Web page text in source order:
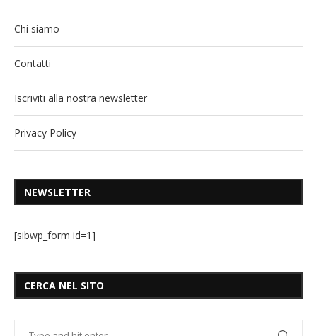
Chi siamo
Contatti
Iscriviti alla nostra newsletter
Privacy Policy
NEWSLETTER
[sibwp_form id=1]
CERCA NEL SITO